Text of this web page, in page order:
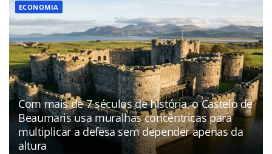
ECONOMIA
Com mais de 7 séculos de história, o Castelo de
Beaumaris usa muralhas concêntricas para
multiplicar a defesa sem depender apenas da
altura